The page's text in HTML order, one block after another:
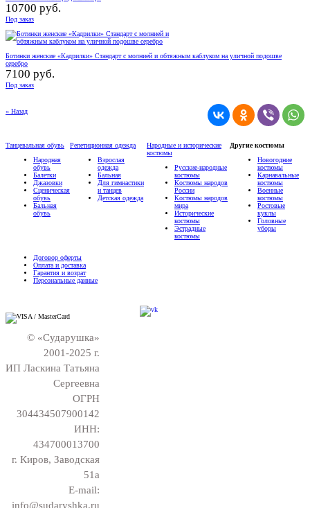
10700 руб.
Под заказ
Ботинки женские «Кадрилки» Стандарт с молнией и обтяжным каблуком на уличной подошве
серебро
7100 руб.
Под заказ
« Назад
Танцевальная обувь
Народная
обувь
Балетки
Джазовки
Сценическая
обувь
Бальная
обувь
Репетиционная одежда
Взрослая
одежда
Бальная
Для гимнастики
и танцев
Детская одежда
Народные и исторические
костюмы
Русские-народные
костюмы
Костюмы народов
России
Костюмы народов
мира
Исторические
костюмы
Эстрадные
костюмы
Другие костюмы
Новогодние
костюмы
Карнавальные
костюмы
Военные
костюмы
Ростовые
куклы
Головные
уборы
Договор оферты
Оплата и доставка
Гарантия и возрат
Персональные данные
© «Сударушка»
2001-2025 г.
ИП Ласкина Татьяна
Сергеевна
ОГРН
304434507900142
ИНН:
434700013700
г. Киров, Заводская
51а
E-mail:
info@sudaryshka.ru